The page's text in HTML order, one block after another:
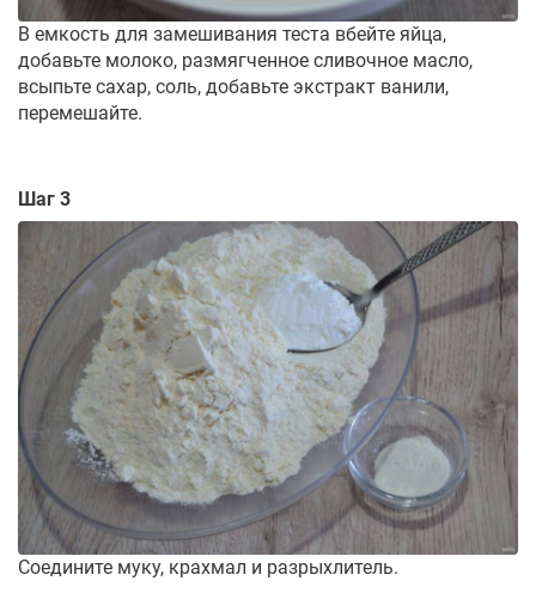
В емкость для замешивания теста вбейте яйца,
добавьте молоко, размягченное сливочное масло,
всыпьте сахар, соль, добавьте экстракт ванили,
перемешайте.
Шаг 3
Соедините муку, крахмал и разрыхлитель.